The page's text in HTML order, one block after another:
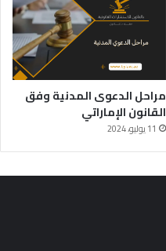
مراحل الدعوى المدنية وفق
القانون الإماراتي
11 يوليو، 2024